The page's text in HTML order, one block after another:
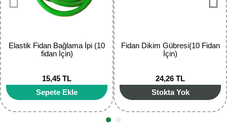
Bu ürüne benzer farklı alternatifler olmalı.
Gönder
Elastik Fidan Bağlama İpi (10
fidan İçin)
15,45 TL
Sepete Ekle
Fidan Dikim Gübresi(10 Fidan
İçin)
24,26 TL
Stokta Yok